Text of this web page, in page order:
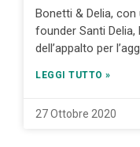
Bonetti & Delia,
founder Santi
dell’appalto per
LEGGI TUTTO »
27 Ottobre 2020